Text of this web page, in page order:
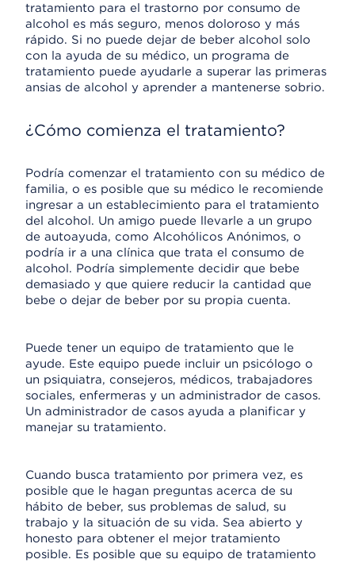
tratamiento para el trastorno por consumo de
alcohol es más seguro, menos doloroso y más
rápido. Si no puede dejar de beber alcohol solo
con la ayuda de su médico, un programa de
tratamiento puede ayudarle a superar las primeras
ansias de alcohol y aprender a mantenerse sobrio.
¿Cómo comienza el tratamiento?
Podría comenzar el tratamiento con su médico de
familia, o es posible que su médico le recomiende
ingresar a un establecimiento para el tratamiento
del alcohol. Un amigo puede llevarle a un grupo
de autoayuda, como Alcohólicos Anónimos, o
podría ir a una clínica que trata el consumo de
alcohol. Podría simplemente decidir que bebe
demasiado y que quiere reducir la cantidad que
bebe o dejar de beber por su propia cuenta.
Puede tener un equipo de tratamiento que le
ayude. Este equipo puede incluir un psicólogo o
un psiquiatra, consejeros, médicos, trabajadores
sociales, enfermeras y un administrador de casos.
Un administrador de casos ayuda a planificar y
manejar su tratamiento.
Cuando busca tratamiento por primera vez, es
posible que le hagan preguntas acerca de su
hábito de beber, sus problemas de salud, su
trabajo y la situación de su vida. Sea abierto y
honesto para obtener el mejor tratamiento
posible. Es posible que su equipo de tratamiento